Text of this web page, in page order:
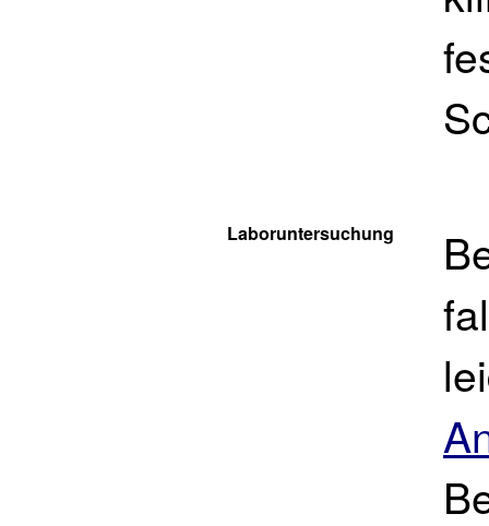
Laboruntersuchung